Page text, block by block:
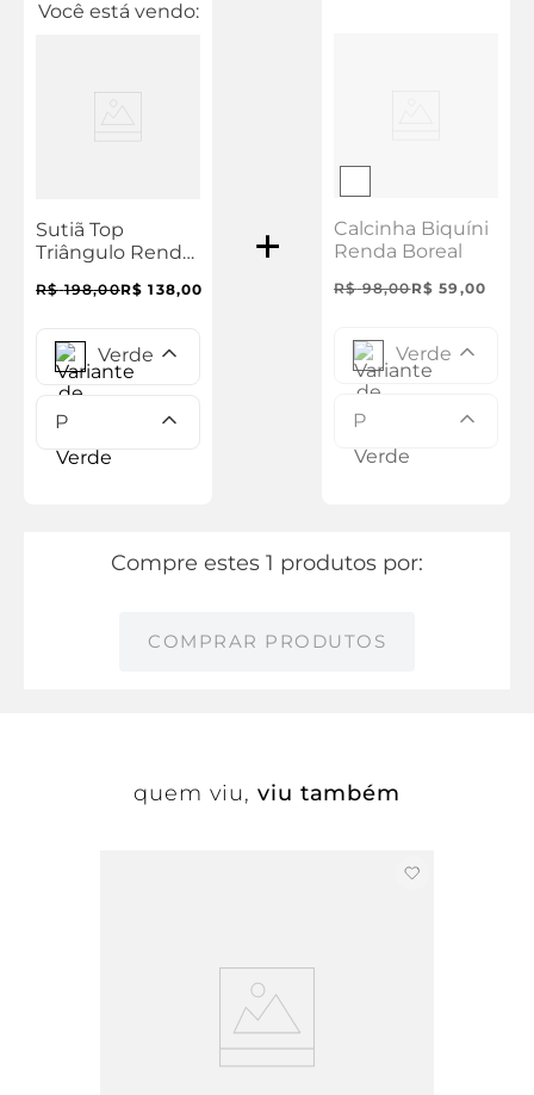
Você está vendo:
Sutiã Top
Triângulo Renda
R$ 198,00R$ 138,00
Verde
P
Calcinha Biquíni
Renda Boreal
R$ 98,00R$ 59 ,00
Verde
P
Compre estes 1 produtos por:
COMPRAR PRODUTOS
quem viu, viu também